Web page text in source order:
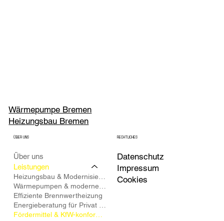
Wärmepumpe Bremen
Heizungsbau Bremen
ÜBER UNS
Über uns
Leistungen
Effiziente Brennwertheizung
Fördermittel & KfW-konforme Heizlastberechnung
RECHTLICHES
Datenschutz
Impressum
Cookies